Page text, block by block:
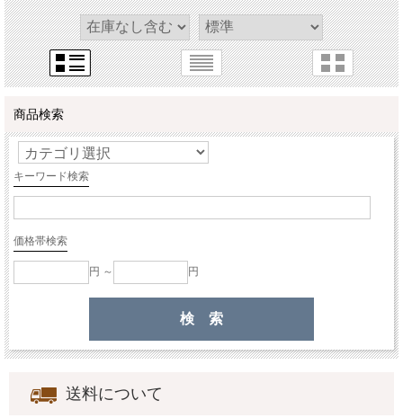
商品検索
キーワード検索
価格帯検索
円 ～ 円
送料について